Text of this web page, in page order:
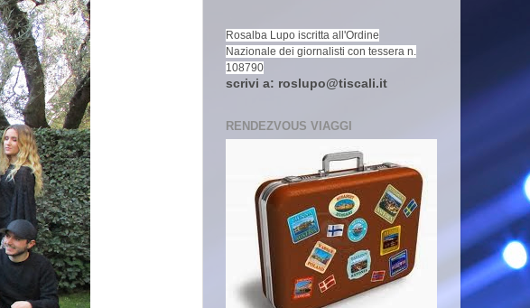
Rosalba Lupo iscritta all'Ordine
Nazionale dei giornalisti con tessera n.
108790
scrivi a: roslupo@tiscali.it
RENDEZVOUS VIAGGI